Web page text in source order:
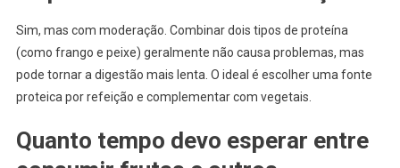
Sim, mas com moderação. Combinar dois tipos de proteína
(como frango e peixe) geralmente não causa problemas, mas
pode tornar a digestão mais lenta. O ideal é escolher uma fonte
proteica por refeição e complementar com vegetais.
Quanto tempo devo esperar entre